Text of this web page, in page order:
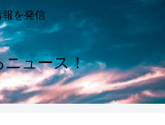
報を発信
ニュース！